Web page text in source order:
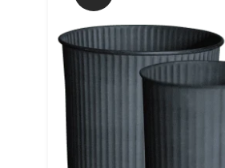
3er Set Übertopf
schwarz